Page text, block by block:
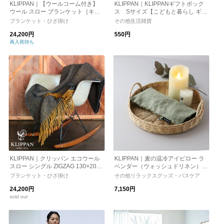
KLIPPAN｜【ウールコーム付き】
ウール スロー ブランケット［キル
ト］
ブランケット・ひざ掛け
24,200円
再入荷待ち
KLIPPAN｜KLIPPANギフトボック
ス Sサイズ【こどもと暮らし ギフ
ト用】
その他生活雑貨
550円
KLIPPAN｜クリッパン エコウール
スロー シングル ZIGZAG 130×200c
m ブランケット ひざ掛け 寝具 温活
ブランケット・ひざ掛け
24,200円
sold out
KLIPPAN｜麦の温冷アイピロー ラ
ベンダー（ウォッシュドリネン）ア
イマスク
その他リラックスグッズ・バスケア
7,150円